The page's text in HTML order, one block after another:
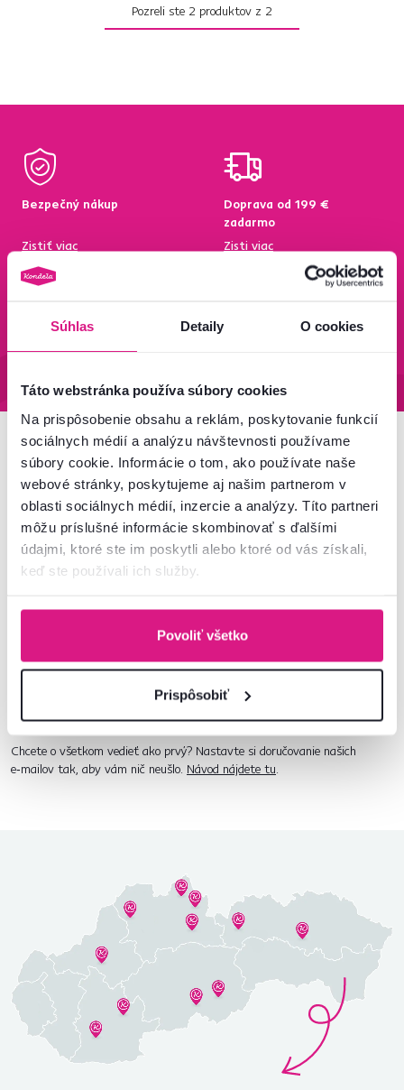
Súhlas Detaily O cookies
Táto webstránka používa súbory cookies
Na prispôsobenie obsahu a reklám, poskytovanie funkcií
sociálnych médií a analýzu návštevnosti používame
súbory cookie. Informácie o tom, ako používate naše
webové stránky, poskytujeme aj našim partnerom v
oblasti sociálnych médií, inzercie a analýzy. Títo partneri
môžu príslušné informácie skombinovať s ďalšími
údajmi, ktoré ste im poskytli alebo ktoré od vás získali,
keď ste používali ich služby.
Povoliť všetko
Prispôsobiť
Pozreli ste 2 produktov z 2
Bezpečný nákup
Zistiť viac
Doprava od 199 €
zadarmo
Zisti viac
Newsletter
Prihláste sa na odber a získajte uvítaciu zľavu-5 %.
Navyše vám budeme posielať inšpirácie a výhodné
ponuky pre vaše bývanie.
na uvedenú adresu.*
Chcete o všetkom vedieť ako prvý? Nastavte si doručovanie našich
e‑mailov tak, aby vám nič neušlo. Návod nájdete tu.